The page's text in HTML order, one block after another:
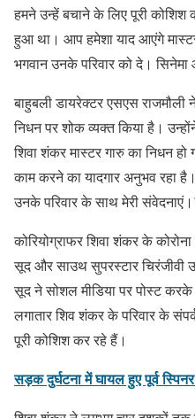
हमने उन्हें बचाने के लिए पूरी
हुआ था। आप हमेशा याद आएंगे
भगवान उनके परिवार को दे।
बाहुबली डायरेक्टर एसएस राजमौली
निधन पर शोक व्यक्त किया है।
शिवा शंकर मास्टर गारु का निधन
काम करने का यादगार अनुभव रहा
उनके परिवार के साथ मेरी
कोरियोग्राफर शिवा शंकर के
सूद और साउथ सुपरस्टार
सूद ने सोशल मीडिया पर पोस्ट करके
लगातार शिव शंकर के परिवार के
पूरी कोशिश कर रहे हैं।
सड़क दुर्घटना में घायल हुए पूर्व